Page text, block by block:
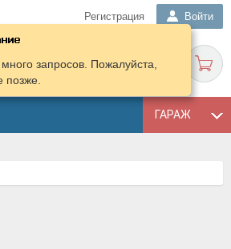
Регистрация Войти
ГАРАЖ
запросов. Пожалуйста,
позже.